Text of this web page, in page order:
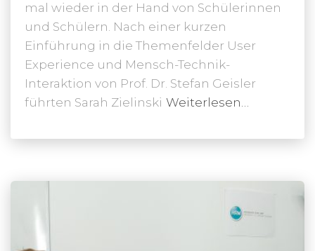
mal wieder in der Hand von Schülerinnen
und Schülern. Nach einer kurzen
Einführung in die Themenfelder User
Experience und Mensch-Technik-
Interaktion von Prof. Dr. Stefan Geisler
führten Sarah Zielinski Weiterlesen…